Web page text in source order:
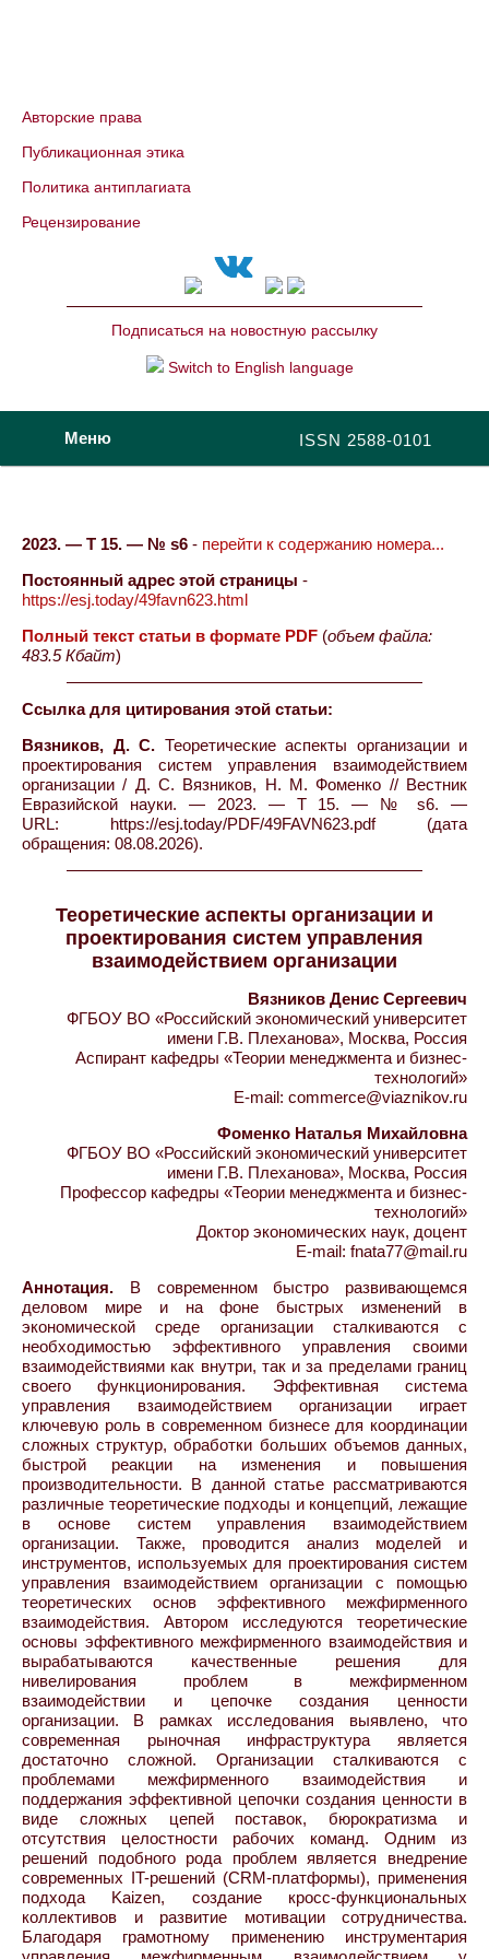
Авторские права
Публикационная этика
Политика антиплагиата
Рецензирование
Подписаться на новостную рассылку
Switch to English language
ISSN 2588-0101
Меню
2023. — Т 15. — № s6 - перейти к содержанию номера...
Постоянный адрес этой страницы -
https://esj.today/49favn623.html
Полный текст статьи в формате PDF (объем файла:
483.5 Кбайт)
Ссылка для цитирования этой статьи:
Вязников, Д. С. Теоретические аспекты организации и
проектирования систем управления взаимодействием
организации / Д. С. Вязников, Н. М. Фоменко // Вестник
Евразийской науки. — 2023. — Т 15. — № s6. —
URL: https://esj.today/PDF/49FAVN623.pdf (дата
обращения: 08.08.2026).
Теоретические аспекты организации и
проектирования систем управления
взаимодействием организации
Вязников Денис Сергеевич
ФГБОУ ВО «Российский экономический университет
имени Г.В. Плеханова», Москва, Россия
Аспирант кафедры «Теории менеджмента и бизнес-
технологий»
E-mail: commerce@viaznikov.ru
Фоменко Наталья Михайловна
ФГБОУ ВО «Российский экономический университет
имени Г.В. Плеханова», Москва, Россия
Профессор кафедры «Теории менеджмента и бизнес-
технологий»
Доктор экономических наук, доцент
E-mail: fnata77@mail.ru
Аннотация. В современном быстро развивающемся
деловом мире и на фоне быстрых изменений в
экономической среде организации сталкиваются с
необходимостью эффективного управления своими
взаимодействиями как внутри, так и за пределами границ
своего функционирования. Эффективная система
управления взаимодействием организации играет
ключевую роль в современном бизнесе для координации
сложных структур, обработки больших объемов данных,
быстрой реакции на изменения и повышения
производительности. В данной статье рассматриваются
различные теоретические подходы и концепций, лежащие
в основе систем управления взаимодействием
организации. Также, проводится анализ моделей и
инструментов, используемых для проектирования систем
управления взаимодействием организации с помощью
теоретических основ эффективного межфирменного
взаимодействия. Автором исследуются теоретические
основы эффективного межфирменного взаимодействия и
вырабатываются качественные решения для
нивелирования проблем в межфирменном
взаимодействии и цепочке создания ценности
организации. В рамках исследования выявлено, что
современная рыночная инфраструктура является
достаточно сложной. Организации сталкиваются с
проблемами межфирменного взаимодействия и
поддержания эффективной цепочки создания ценности в
виде сложных цепей поставок, бюрократизма и
отсутствия целостности рабочих команд. Одним из
решений подобного рода проблем является внедрение
современных IT-решений (CRM-платформы), применения
подхода Kaizen, создание кросс-функциональных
коллективов и развитие мотивации сотрудничества.
Благодаря грамотному применению инструментария